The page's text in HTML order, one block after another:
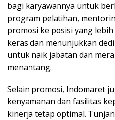
bagi karyawannya untuk
program pelatihan,
promosi ke posisi yang
keras dan menunjukkan
untuk naik jabatan dan
menantang.
Selain promosi, Indomaret
kenyamanan dan fasilitas
kinerja tetap optimal.